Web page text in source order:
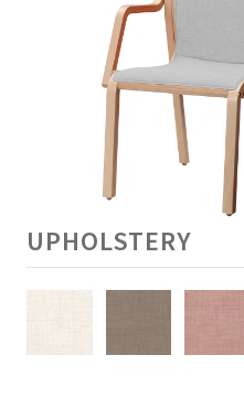
UPHOLSTERY